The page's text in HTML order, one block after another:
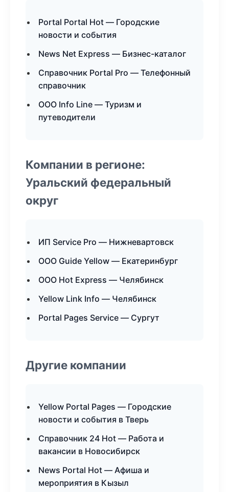
Portal Portal Hot — Городские
новости и события
News Net Express — Бизнес-каталог
Справочник Portal Pro — Телефонный
справочник
ООО Info Line — Туризм и
путеводители
Компании в регионе:
Уральский федеральный
округ
ИП Service Pro — Нижневартовск
ООО Guide Yellow — Екатеринбург
ООО Hot Express — Челябинск
Yellow Link Info — Челябинск
Portal Pages Service — Сургут
Другие компании
Yellow Portal Pages — Городские
новости и события в Тверь
Справочник 24 Hot — Работа и
вакансии в Новосибирск
News Portal Hot — Афиша и
мероприятия в Кызыл